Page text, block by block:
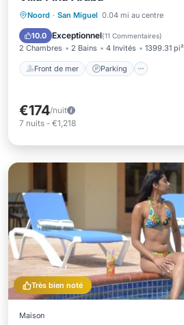
Noord · San Miguel 0.04 mi au centre
10.0 Exceptionnel(11 Commentaires)
2 Chambres 2 Bains 4 Invités 1399.31 pi²
Front de mer Parking
Front de mer Parking
Vue sur l’océan
€174/nuit
7 nuits - €1,218
Très bien noté
Maison